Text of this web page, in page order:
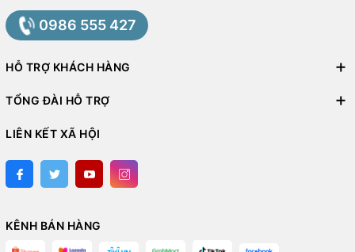
0986 555 427
HỖ TRỢ KHÁCH HÀNG
TỔNG ĐÀI HỖ TRỢ
LIÊN KẾT XÃ HỘI
KÊNH BÁN HÀNG